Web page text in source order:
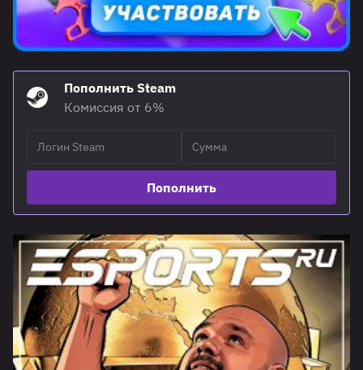
Пополнить Steam
Комиссия от 6%
Пополнить